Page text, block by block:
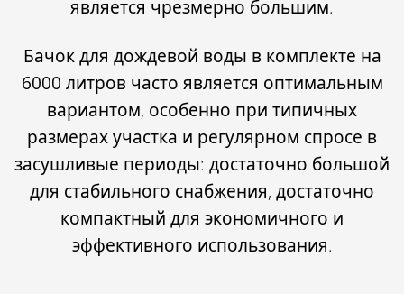
является чрезмерно большим.
Бачок для дождевой воды в комплекте на
6000 литров часто является оптимальным
вариантом, особенно при типичных
размерах участка и регулярном спросе в
засушливые периоды: достаточно большой
для стабильного снабжения, достаточно
компактный для экономичного и
эффективного использования.